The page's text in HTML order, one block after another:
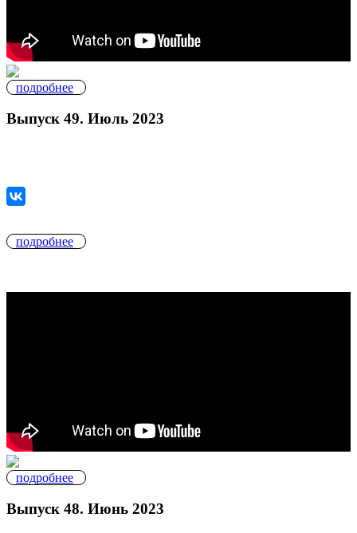
подробнее
Выпуск 49. Июль 2023
подробнее
подробнее
Выпуск 48. Июнь 2023